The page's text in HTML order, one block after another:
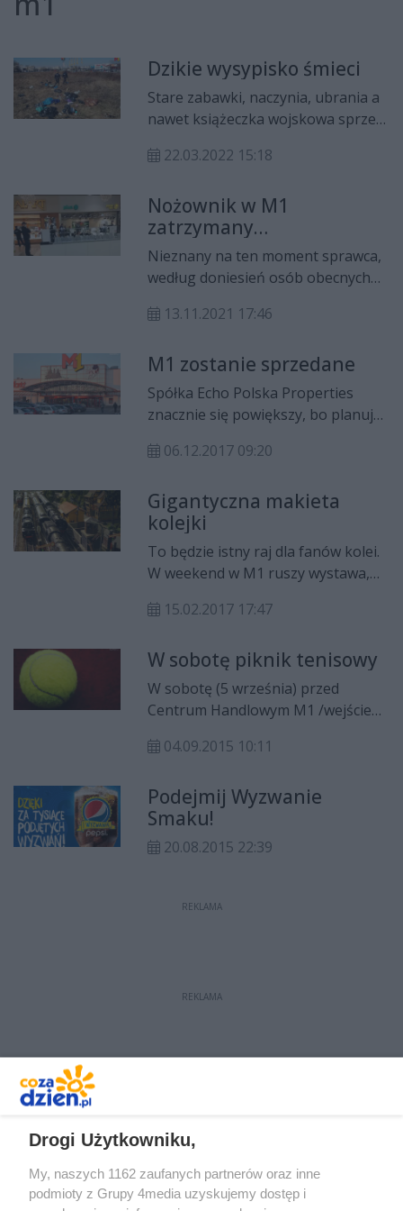
Dzikie wysypisko śmieci
Stare zabawki, naczynia, ubrania a
nawet książeczka wojskowa sprzed
Komunikacji ujawnił kolejne dzikie
22.03.2022 15:18
Nożownik w M1
zatrzymany
[AKTUALIZACJA]
Nieznany na ten moment sprawca,
według doniesień osób obecnych
jednym ze sklepów w centrum
Grzecznarowskiego.
13.11.2021 17:46
M1 zostanie sprzedane
Spółka Echo Polska Properties
znacznie się powiększy, bo planuje
Polsce, w tym M1 w Radomiu.
trzy transze, z których ostatnia
będzie zrealizowana w 2020 roku.
Transakcja jest warta 692 mln euro.
06.12.2017 09:20
Gigantyczna makieta
kolejki
To będzie istny raj dla fanów kolei.
W weekend w M1 ruszy wystawa,
m.in. gigantyczną makietę imitującą
15.02.2017 17:47
W sobotę piknik tenisowy
W sobotę (5 września) przed
Centrum Handlowym M1 /wejście
rodzinny Piknik Tenisowy.
Return.
04.09.2015 10:11
Podejmij Wyzwanie
Smaku!
20.08.2015 22:39
REKLAMA
REKLAMA
Drogi Użytkowniku,
My, naszych 1162 zaufanych partnerów oraz inne
podmioty z Grupy 4media uzyskujemy dostęp i